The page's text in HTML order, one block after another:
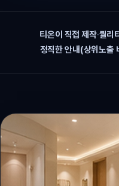
티온이 직접 제작·퀄리
정직한 안내(상위노출